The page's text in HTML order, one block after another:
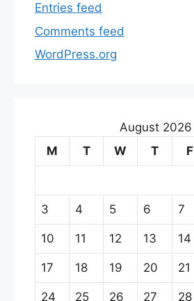
Entries feed
Comments feed
WordPress.org
August 2026
M
T W T F
3 4 5 6 7
10 11 12 13 14
17 18 19 20 21
24 25 26 27 28